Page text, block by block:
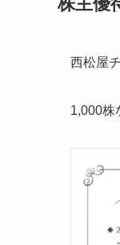
西松屋
1,000株